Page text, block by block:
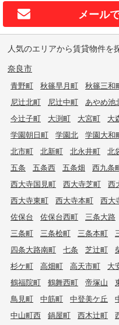
メール
人気のエリアから賃貸物件を
奈良市
青野町 秋篠早月町 秋篠三和
尼辻北町
尼辻中町 あやめ池
今辻子町
大渕町 大宮町 大
学園朝日町
学園北 学園大和
北市町
北新町 北永井町 北
五条
五条西 五条畑 西九条
西大寺国見町
西大寺芝町 西
西大寺東町
西大寺本町 西大
佐保台
佐保台西町 三条大路
三条町
三条桧町 三条本町
四条大路南町
七条 芝辻町
杉ケ町
高畑町 高天市町 大
鶴福院町
鶴舞西町 帝塚山
鳥見町
中筋町 中登美ケ丘
中山町西
鍋屋町 西木辻町